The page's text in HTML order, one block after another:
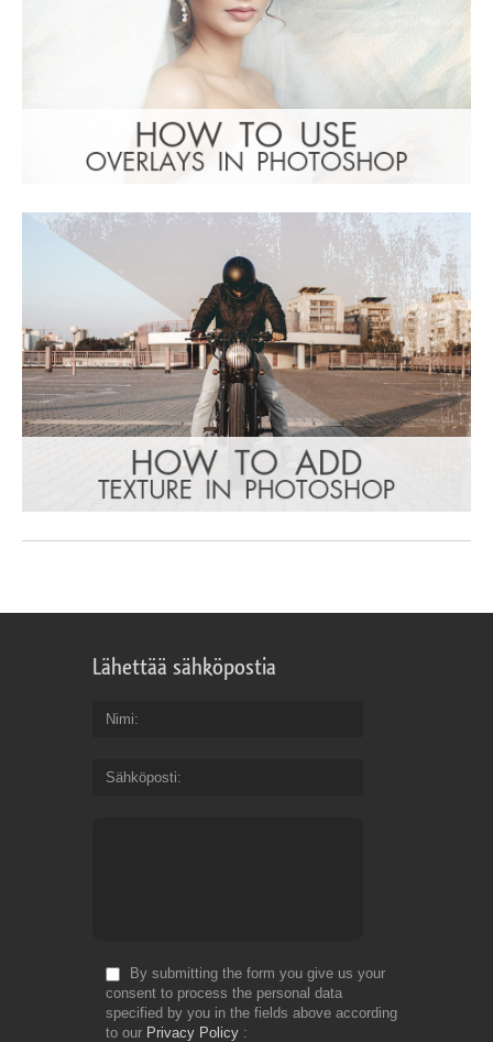
Lähettää sähköpostia
Nimi
Sähköposti
By submitting the form you give us your
consent to process the personal data
specified by you in the fields above according
to our Privacy Policy